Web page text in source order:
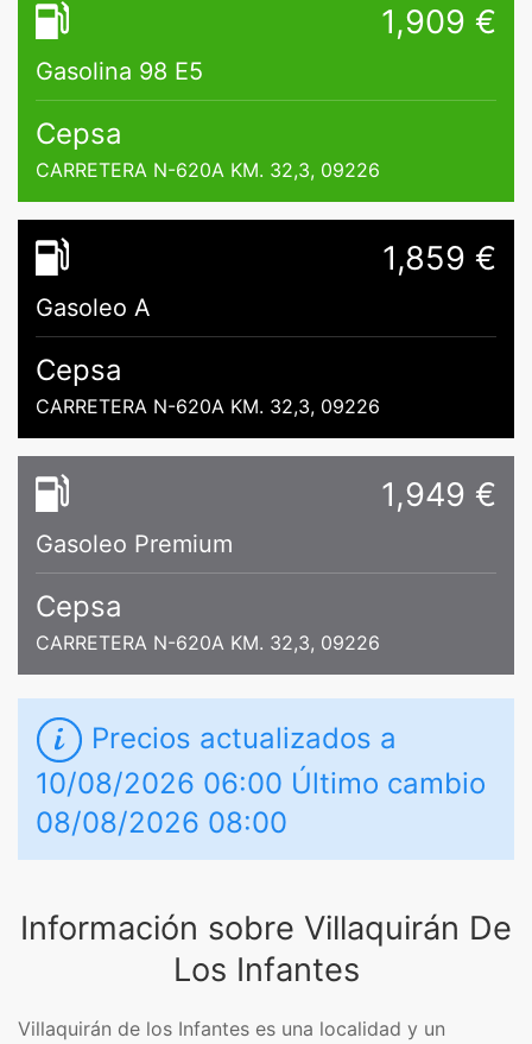
1,909 €
Gasolina 98 E5
Cepsa
CARRETERA N-620A KM. 32,3, 09226
1,859 €
Gasoleo A
Cepsa
CARRETERA N-620A KM. 32,3, 09226
1,949 €
Gasoleo Premium
Cepsa
CARRETERA N-620A KM. 32,3, 09226
Precios actualizados a
10/08/2026 06:00 Último cambio
08/08/2026 08:00
Información sobre Villaquirán De
Los Infantes
Villaquirán de los Infantes es una localidad y un